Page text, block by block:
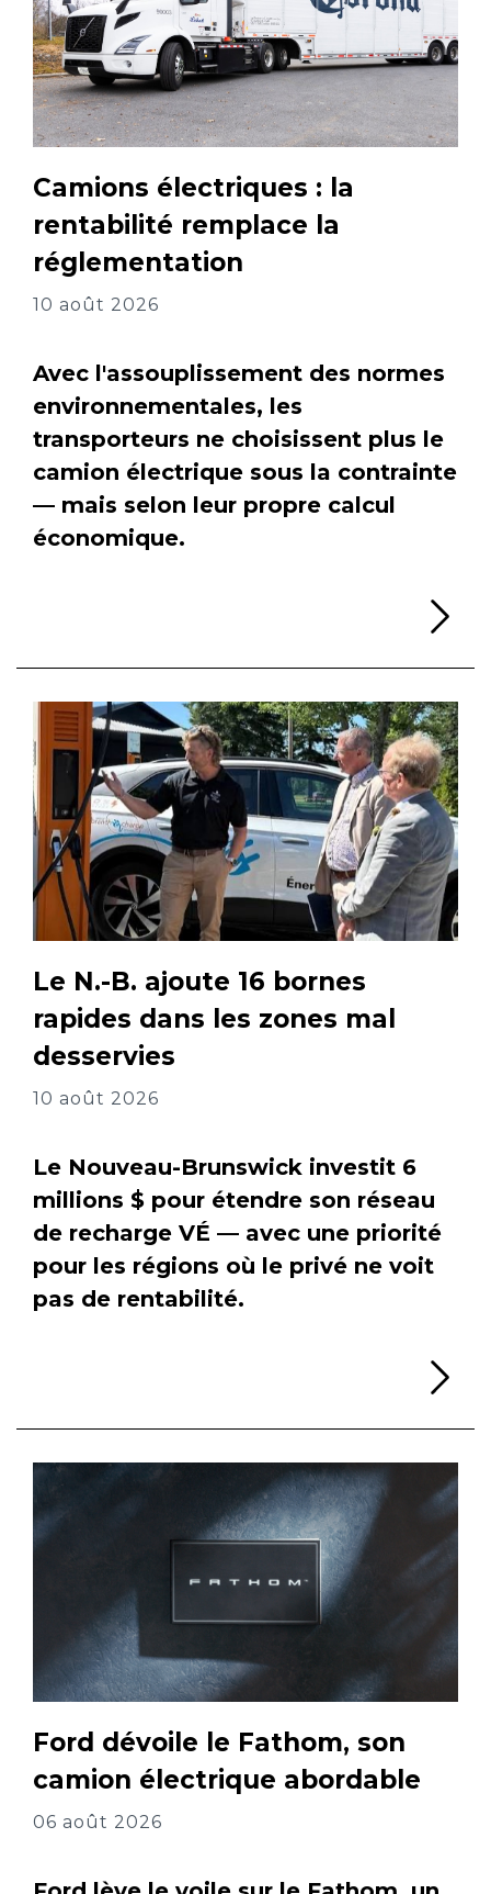
Camions électriques : la
rentabilité remplace la
réglementation
10 août 2026
Avec l'assouplissement des normes
environnementales, les
transporteurs ne choisissent plus le
camion électrique sous la contrainte
— mais selon leur propre calcul
économique.
Le N.-B. ajoute 16 bornes
rapides dans les zones mal
desservies
10 août 2026
Le Nouveau-Brunswick investit 6
millions $ pour étendre son réseau
de recharge VÉ — avec une priorité
pour les régions où le privé ne voit
pas de rentabilité.
Ford dévoile le Fathom, son
camion électrique abordable
06 août 2026